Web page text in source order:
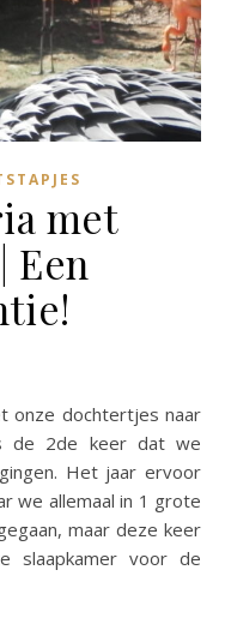
met
Een
de 2de keer dat we
Het jaar ervoor
we allemaal in 1 grote
maar deze keer
slaapkamer voor de